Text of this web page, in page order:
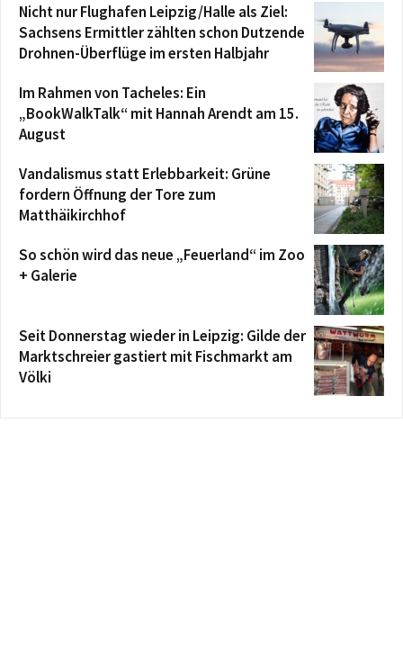
Nicht nur Flughafen Leipzig/Halle als Ziel:
Sachsens Ermittler zählten schon Dutzende
Drohnen-Überflüge im ersten Halbjahr
Im Rahmen von Tacheles: Ein
„BookWalkTalk“ mit Hannah Arendt am 15.
August
Vandalismus statt Erlebbarkeit: Grüne
fordern Öffnung der Tore zum
Matthäikirchhof
So schön wird das neue „Feuerland“ im Zoo
+ Galerie
Seit Donnerstag wieder in Leipzig: Gilde der
Marktschreier gastiert mit Fischmarkt am
Völki